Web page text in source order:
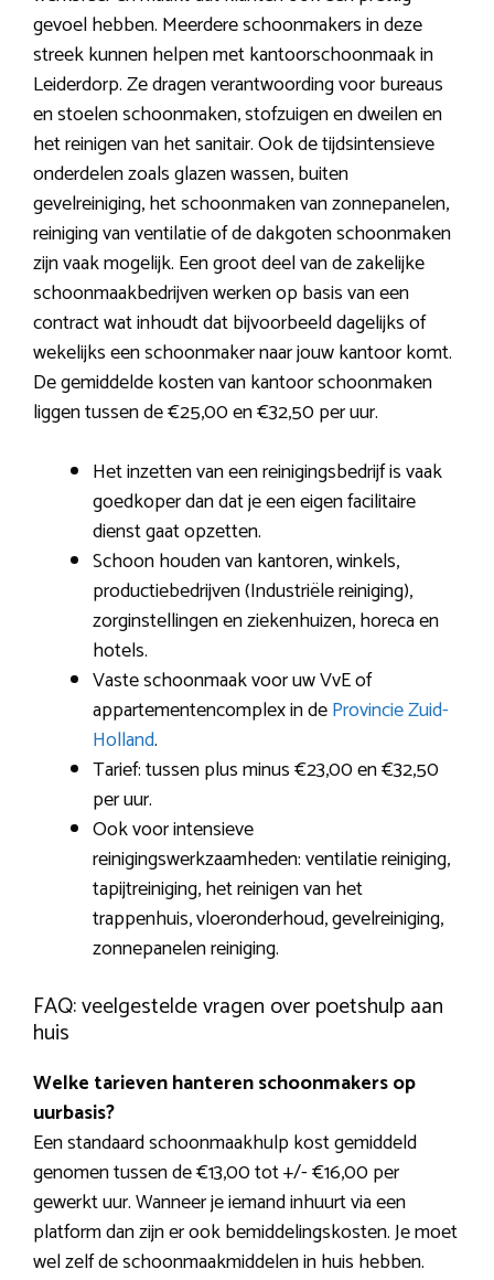
gevoel hebben. Meerdere schoonmakers in deze
streek kunnen helpen met kantoorschoonmaak in
Leiderdorp. Ze dragen verantwoording voor bureaus
en stoelen schoonmaken, stofzuigen en dweilen en
het reinigen van het sanitair. Ook de tijdsintensieve
onderdelen zoals glazen wassen, buiten
gevelreiniging, het schoonmaken van zonnepanelen,
reiniging van ventilatie of de dakgoten schoonmaken
zijn vaak mogelijk. Een groot deel van de zakelijke
schoonmaakbedrijven werken op basis van een
contract wat inhoudt dat bijvoorbeeld dagelijks of
wekelijks een schoonmaker naar jouw kantoor komt.
De gemiddelde kosten van kantoor schoonmaken
liggen tussen de €25,00 en €32,50 per uur.
Het inzetten van een reinigingsbedrijf is vaak
goedkoper dan dat je een eigen facilitaire
dienst gaat opzetten.
Schoon houden van kantoren, winkels,
productiebedrijven (Industriële reiniging),
zorginstellingen en ziekenhuizen, horeca en
hotels.
Vaste schoonmaak voor uw VvE of
appartementencomplex in deProvincie Zuid-
Holland.
Tarief: tussen plus minus €23,00 en €32,50
per uur.
Ook voor intensieve
reinigingswerkzaamheden: ventilatie reiniging,
tapijtreiniging, het reinigen van het
trappenhuis, vloeronderhoud, gevelreiniging,
zonnepanelen reiniging.
FAQ: veelgestelde vragen over poetshulp aan
huis
Welke tarieven hanteren schoonmakers op
uurbasis?
Een standaard schoonmaakhulp kost gemiddeld
genomen tussen de €13,00 tot +/- €16,00 per
gewerkt uur. Wanneer je iemand inhuurt via een
platform dan zijn er ook bemiddelingskosten. Je moet
wel zelf de schoonmaakmiddelen in huis hebben.